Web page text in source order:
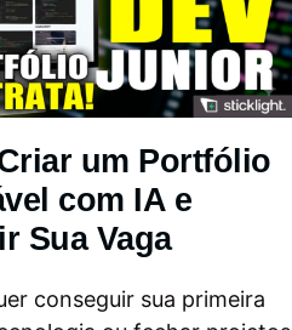
um Portfólio
com IA e
Sua Vaga
conseguir sua primeira